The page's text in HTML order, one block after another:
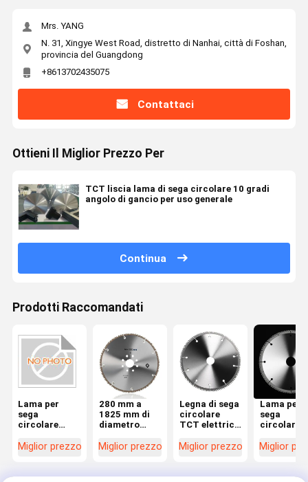
Mrs. YANG
N. 31, Xingye West Road, distretto di Nanhai, città di Foshan,
provincia del Guangdong
+8613702435075
Contattaci
Ottieni Il Miglior Prezzo Per
TCT liscia lama di sega circolare 10 gradi
angolo di gancio per uso generale
Continua
Prodotti Raccomandati
Lama per
sega
circolare
taglio da 4,5
rivestimento
Miglior prezzo
280 mm a
1825 mm di
diametro
sega
aggancio di
Miglior prezzo
Legna di sega
circolare
TCT elettrica
1825 mm di
gradi per il
Miglior prezzo
Lama per
sega
circolare
alimentata
attacco di
Miglior